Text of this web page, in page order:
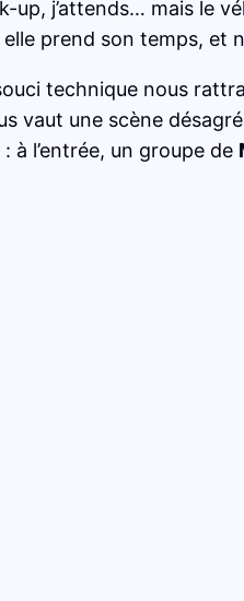
up, j’attends… mais le
prend son temps, et
technique nous
vaut une scène
à l’entrée, un groupe de